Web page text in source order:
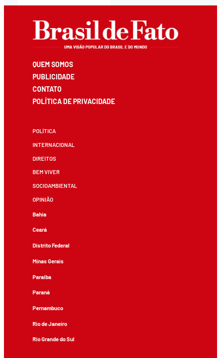
QUEM SOMOS
PUBLICIDADE
CONTATO
POLÍTICA DE PRIVACIDADE
POLÍTICA
INTERNACIONAL
DIREITOS
BEM VIVER
SOCIOAMBIENTAL
OPINIÃO
Bahia
Ceará
Distrito Federal
Minas Gerais
Paraíba
Paraná
Pernambuco
Rio de Janeiro
Rio Grande do Sul